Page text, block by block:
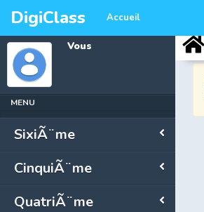
DigiClass Accueil
Vous
MENU
SixiÃ¨me
CinquiÃ¨me
QuatriÃ¨me